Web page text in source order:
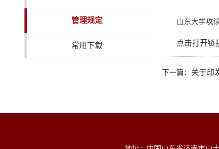
管理规定
常用下载
山东大学攻
点击打开链
下一篇： 关于印